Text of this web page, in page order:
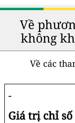
Về
không
Về các
-
Giá trị chỉ